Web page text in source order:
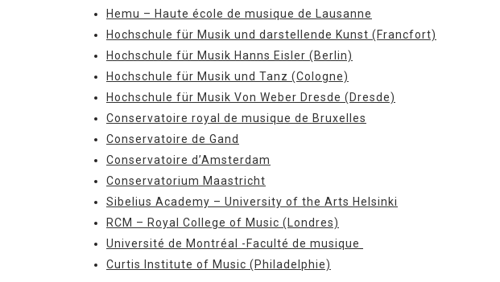
Hemu – Haute école de musique de Lausanne
Hochschule für Musik und darstellende Kunst (Francfort)
Hochschule für Musik Hanns Eisler (Berlin)
Hochschule für Musik und Tanz (Cologne)
Hochschule für Musik Von Weber Dresde (Dresde)
Conservatoire royal de musique de Bruxelles
Conservatoire de Gand
Conservatoire d’Amsterdam
Conservatorium Maastricht
Sibelius Academy – University of the Arts Helsinki
RCM – Royal College of Music (Londres)
Université de Montréal -Faculté de musique
Curtis Institute of Music (Philadelphie)